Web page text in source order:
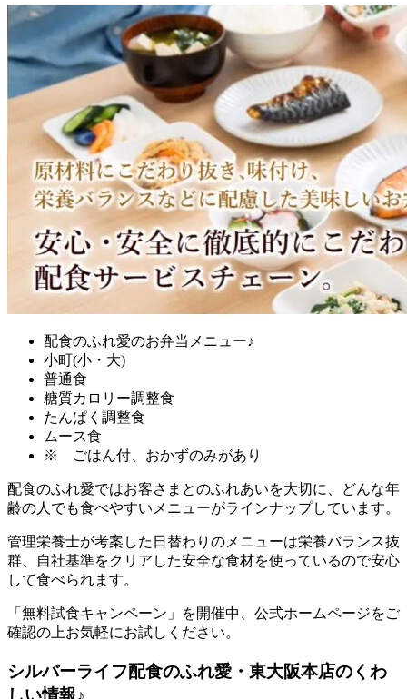
配食のふれ愛のお弁当メニュー♪
小町(小・大)
普通食
糖質カロリー調整食
たんぱく調整食
ムース食
※ ごはん付、おかずのみがあり
配食のふれ愛ではお客さまとのふれあいを大切に、どんな年
齢の人でも食べやすいメニューがラインナップしています。
管理栄養士が考案した日替わりのメニューは栄養バランス抜
群、自社基準をクリアした安全な食材を使っているので安心
して食べられます。
「無料試食キャンペーン」を開催中、公式ホームページをご
確認の上お気軽にお試しください。
シルバーライフ配食のふれ愛・東大阪本店のくわ
しい情報♪